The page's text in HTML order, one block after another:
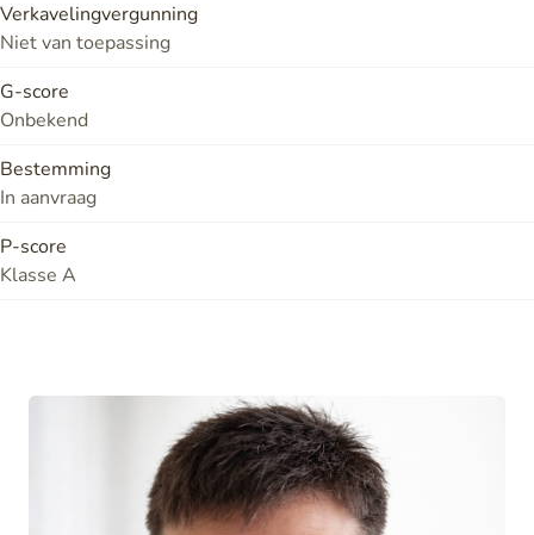
Verkavelingvergunning
Niet van toepassing
G-score
Onbekend
Bestemming
In aanvraag
P-score
Klasse A